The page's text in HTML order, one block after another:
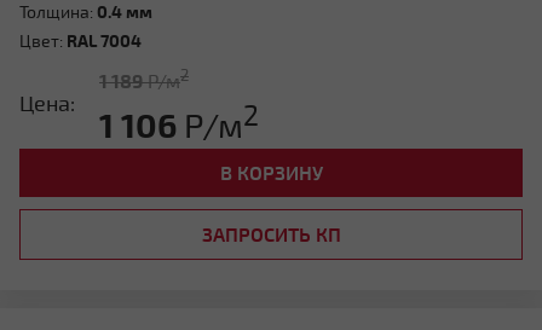
Толщина: 0.4 мм
Цвет: RAL 7004
Цена:
1 189Р/м2
1 106 Р/м2
В КОРЗИНУ
ЗАПРОСИТЬ КП